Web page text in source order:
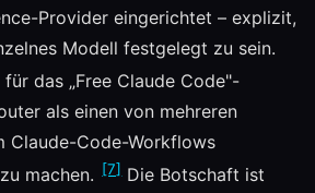
Provider eingerichtet – explizit,
Modell festgelegt zu sein.
das „Free Claude Code"-
als einen von mehreren
Claude-Code-Workflows
machen.
[7] Die Botschaft ist